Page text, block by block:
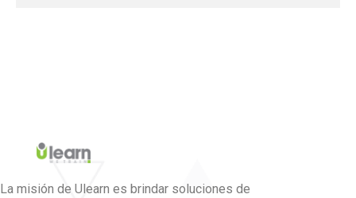
La misión de Ulearn es brindar soluciones de